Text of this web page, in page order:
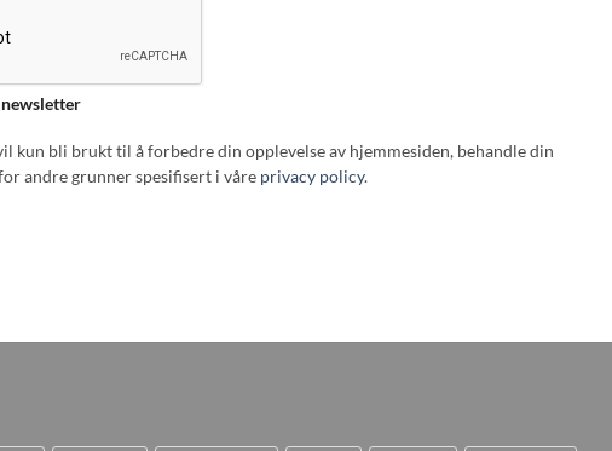
kun bli brukt til å forbedre din opplevelse av hjemmesiden, behandle din
andre grunner spesifisert i våre privacy policy.